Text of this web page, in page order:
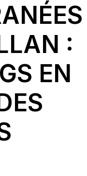
:
EN